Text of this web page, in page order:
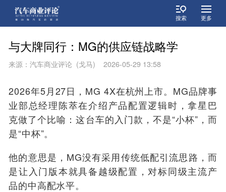
搜索 更多
与大牌同行：MG的供应链战略学
来源：汽车商业评论 (戈马) 2026-05-29 13:58
2026年5月27日，MG 4X在杭州上市。MG品牌事
业部总经理陈萃在介绍产品配置逻辑时，拿星巴
克做了个比喻：这台车的入门款，不是“小杯”，而
是“中杯”。
他的意思是，MG没有采用传统低配引流思路，而
是让入门版本就具备越级配置，对标同级主流产
品的中高配水平。